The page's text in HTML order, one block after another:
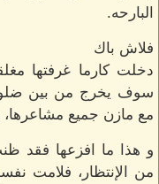
البارحه.
فلاش باك
دخلت كارما غرفتها
سوف يخرج من بين
مع مازن جميع
و هذا ما افزعها فقد
من الإنتظار، فلامت